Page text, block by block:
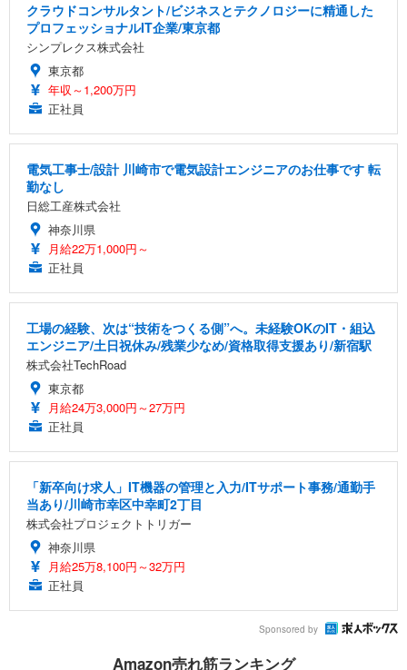
クラウドコンサルタント/ビジネスとテクノロジーに精通した
プロフェッショナルIT企業/東京都
シンプレクス株式会社
東京都
年収～1,200万円
正社員
電気工事士/設計 川崎市で電気設計エンジニアのお仕事です 転
勤なし
日総工産株式会社
神奈川県
月給22万1,000円～
正社員
工場の経験、次は“技術をつくる側”へ。未経験OKのIT・組込
エンジニア/土日祝休み/残業少なめ/資格取得支援あり/新宿駅
株式会社TechRoad
東京都
月給24万3,000円～27万円
正社員
「新卒向け求人」IT機器の管理と入力/ITサポート事務/通勤手
当あり/川崎市幸区中幸町2丁目
株式会社プロジェクトトリガー
神奈川県
月給25万8,100円～32万円
正社員
Sponsored by
Amazon売れ筋ランキング